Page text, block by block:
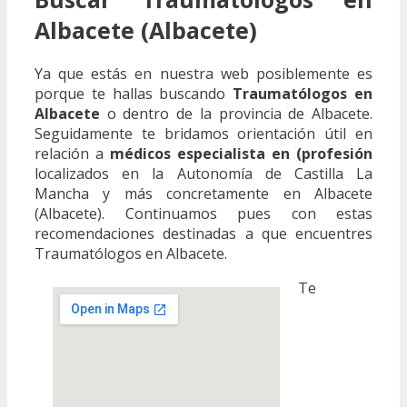
Albacete (Albacete)
Ya que estás en nuestra web posiblemente es
porque te hallas buscando Traumatólogos en
Albacete o dentro de la provincia de Albacete.
Seguidamente te bridamos orientación útil en
relación a médicos especialista en (profesión
localizados en la Autonomía de Castilla La
Mancha y más concretamente en Albacete
(Albacete). Continuamos pues con estas
recomendaciones destinadas a que encuentres
Traumatólogos en Albacete.
Te